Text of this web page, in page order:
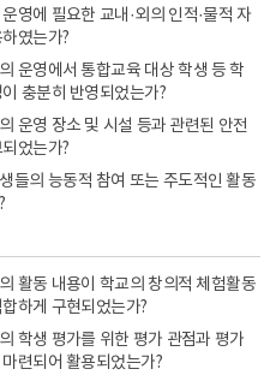
영에 필요한 교내·외의 인적·물적 자
였는가?
운영에서 통합교육 대상 학생 등 학
충분히 반영되었는가?
운영 장소 및 시설 등과 관련된 안전
었는가?
들의 능동적 참여 또는 주도적인 활동
활동 내용이 학교의 창의적 체험활동
하게 구현되었는가?
학생 평가를 위한 평가 관점과 평가
련되어 활용되었는가?